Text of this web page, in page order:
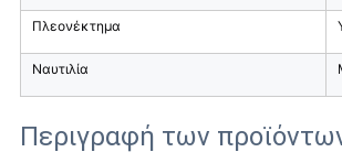
Πλεονέκτημα
Ναυτιλία
Περιγραφή των